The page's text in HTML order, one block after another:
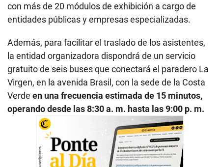
con más de 20 módulos de exhibición a cargo de
entidades públicas y empresas especializadas.
Además, para facilitar el traslado de los asistentes,
la entidad organizadora dispondrá de un servicio
gratuito de seis buses que conectará el paradero La
Virgen, en la avenida Brasil, con la sede de la Costa
Verde en una frecuencia estimada de 15 minutos,
operando desde las 8:30 a. m. hasta las 9:00 p. m.